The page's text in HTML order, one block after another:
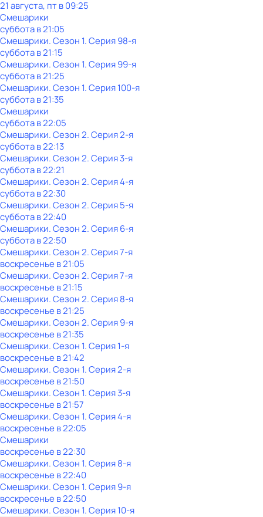
21 августа, пт в 09:25
Смешарики
субботав21:05
Смешарики. Сезон 1. Серия 98-я
субботав21:15
Смешарики. Сезон 1. Серия 99-я
субботав21:25
Смешарики. Сезон 1. Серия 100-я
субботав21:35
Смешарики
субботав22:05
Смешарики. Сезон 2. Серия 2-я
субботав22:13
Смешарики. Сезон 2. Серия 3-я
субботав22:21
Смешарики. Сезон 2. Серия 4-я
субботав22:30
Смешарики. Сезон 2. Серия 5-я
субботав22:40
Смешарики. Сезон 2. Серия 6-я
субботав22:50
Смешарики. Сезон 2. Серия 7-я
воскресенье в21:05
Смешарики. Сезон 2. Серия 7-я
воскресенье в21:15
Смешарики. Сезон 2. Серия 8-я
воскресенье в21:25
Смешарики. Сезон 2. Серия 9-я
воскресенье в21:35
Смешарики. Сезон 1. Серия 1-я
воскресенье в21:42
Смешарики. Сезон 1. Серия 2-я
воскресенье в21:50
Смешарики. Сезон 1. Серия 3-я
воскресенье в21:57
Смешарики. Сезон 1. Серия 4-я
воскресенье в22:05
Смешарики
воскресенье в22:30
Смешарики. Сезон 1. Серия 8-я
воскресенье в22:40
Смешарики. Сезон 1. Серия 9-я
воскресенье в22:50
Смешарики. Сезон 1. Серия 10-я